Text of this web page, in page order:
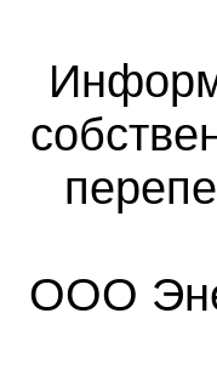
ООО